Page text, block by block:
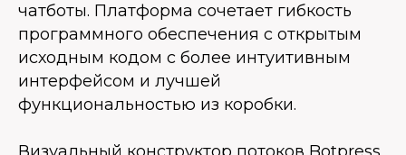
чатботы. Платформа сочетает гибкость
программного обеспечения с открытым
исходным кодом с более интуитивным
интерфейсом и лучшей
функциональностью из коробки.